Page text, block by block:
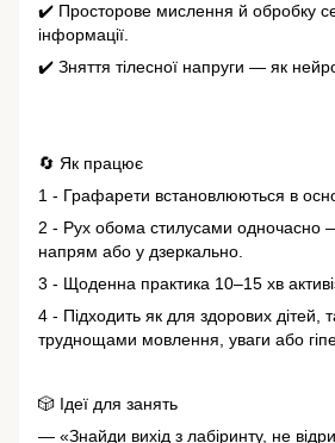
✔️ Просторове мислення й обробку
інформації.
✔️ Зняття тілесної напруги — як
🔄 Як працює
1 - Графарети встановлюються в
2 - Рух обома стилусами одночасно
напрям або у дзеркально.
3 - Щоденна практика 10–15 хв
4 - Підходить як для здорових дітей,
труднощами мовлення, уваги або
🎲 Ідеї для занять
— «Знайди вихід з лабіринту, не